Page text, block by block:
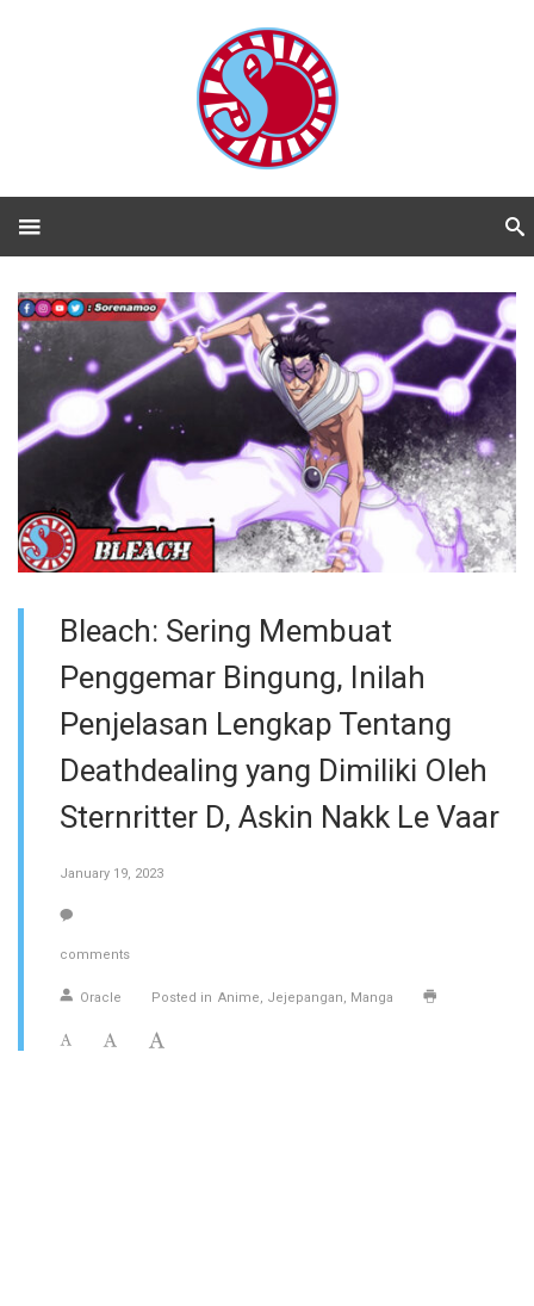
Bleach: Sering Membuat
Penggemar Bingung, Inilah
Penjelasan Lengkap Tentang
Deathdealing yang Dimiliki Oleh
Sternritter D, Askin Nakk Le Vaar
January 19, 2023
comments
Oracle Posted in Anime Jejepangan Manga